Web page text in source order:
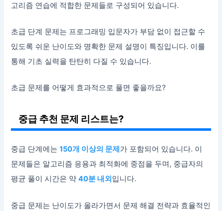
고리즘 연습에 적합한 문제들로 구성되어 있습니다.
초급 단계 문제는 프로그래밍 입문자가 부담 없이 접근할 수
있도록 쉬운 난이도와 명확한 문제 설명이 특징입니다. 이를
통해 기초 실력을 탄탄히 다질 수 있습니다.
초급 문제를 어떻게 효과적으로 풀면 좋을까요?
중급 추천 문제 리스트는?
중급 단계에는150개 이상의 문제 가 포함되어 있습니다. 이
문제들은 알고리즘 응용과 최적화에 중점을 두며, 중급자의
평균 풀이 시간은 약40분 내외 입니다.
중급 문제는 난이도가 올라가면서 문제 해결 전략과 효율적인